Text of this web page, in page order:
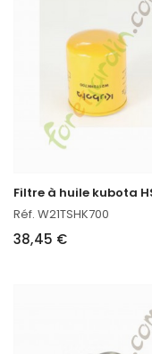
Réf. W21TSHK700
38,45 €